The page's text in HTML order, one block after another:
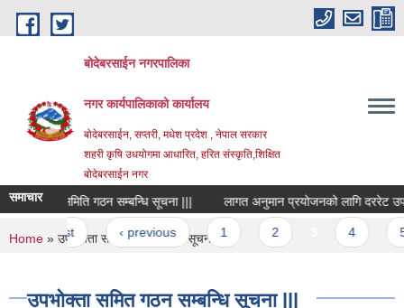
Skip to main content
बोदेबरसाईन नगरपालिका
नगर कार्यपालिकाको कार्यालय
बोदेबरसाईन, सप्तरी, मधेश प्रदेश , नेपाल सरकार
शहरी कृषि उधयोगमा आधारित, हरित संस्कृति,शिक्षित
बोदेबरसाईन नगर
समाचार
उपभोक्ता समिति गठन सम्बन्धि सूचना ||| लागत अनुमान प्रयोजनको लागि दररेट
Pages ‹ previous 1
You are here
Home » उपभोक्ता समित गठन सम्बन्धि सूचना |||
उपभोक्ता समित गठन सम्बन्धि सूचना |||